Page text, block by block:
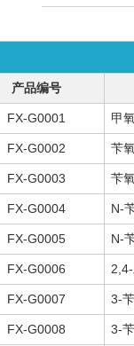
产品编号
FX-G0001 甲
FX-G0002 苄
FX-G0003 苄
FX-G0004 N-
FX-G0005 N-
FX-G0006
FX-G0007 3-
FX-G0008 3-